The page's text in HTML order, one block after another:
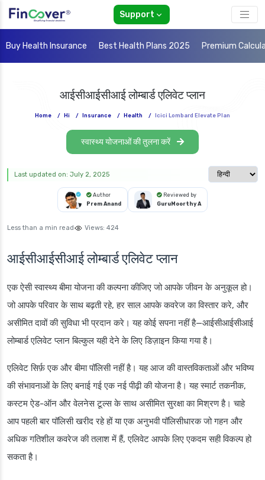
Support
Buy Health Insurance Best Health Plans 2025 Premium
आईसीआईसीआई लोम्बार्ड एलिवेट प्लान
Home / Hi / Insurance / Health / Icici Lombard Elevate Plan
स्वास्थ्य योजनाओं की तुलना करें
Select
Last updated on: July 2, 2025
Author
Prem Anand
Reviewed by
GuruMoorthy A
Less than a min read Views: 424
आईसीआईसीआई लोम्बार्ड एलिवेट प्लान
एक ऐसी स्वास्थ्य बीमा योजना की कल्पना कीजिए जो आपके जीवन के अनुकूल हो।
जो आपके परिवार के साथ बढ़ती रहे, हर साल आपके कवरेज का विस्तार करे, और
असीमित दावों की सुविधा भी प्रदान करे। यह कोई सपना नहीं है—आईसीआईसीआई
लोम्बार्ड एलिवेट प्लान बिल्कुल यही देने के लिए डिज़ाइन किया गया है।
एलिवेट सिर्फ़ एक और बीमा पॉलिसी नहीं है। यह आज की वास्तविकताओं और भविष्य
की संभावनाओं के लिए बनाई गई एक नई पीढ़ी की योजना है। यह स्मार्ट तकनीक,
कस्टम ऐड-ऑन और वेलनेस टूल्स के साथ असीमित सुरक्षा का मिश्रण है। चाहे
आप पहली बार पॉलिसी खरीद रहे हों या एक अनुभवी पॉलिसीधारक जो गहन और
अधिक गतिशील कवरेज की तलाश में हैं, एलिवेट आपके लिए एकदम सही विकल्प हो
सकता है।